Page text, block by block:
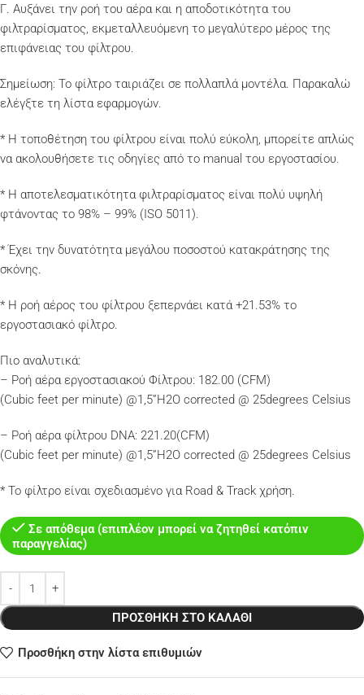
Γ. Αυξάνει την ροή του αέρα και η αποδοτικότητα του
φιλτραρίσματος, εκμεταλλευόμενη το μεγαλύτερο μέρος της
επιφάνειας του φίλτρου.
Σημείωση: Το φίλτρο ταιριάζει σε πολλαπλά μοντέλα. Παρακαλώ
ελέγξτε τη λίστα εφαρμογών.
* Η τοποθέτηση του φίλτρου είναι πολύ εύκολη, μπορείτε απλώς
να ακολουθήσετε τις οδηγίες από το manual του εργοστασίου.
* Η αποτελεσματικότητα φιλτραρίσματος είναι πολύ υψηλή
φτάνοντας το 98% – 99% (ISO 5011).
* Έχει την δυνατότητα μεγάλου ποσοστού κατακράτησης της
σκόνης.
* Η ροή αέρος του φίλτρου ξεπερνάει κατά +21.53% το
εργοστασιακό φίλτρο.
Πιο αναλυτικά:
– Ροή αέρα εργοστασιακού Φίλτρου: 182.00 (CFM)
(Cubic feet per minute) @1,5”H2O corrected @ 25degrees Celsius
– Ροή αέρα φίλτρου DNA: 221.20(CFM)
(Cubic feet per minute) @1,5”H2O corrected @ 25degrees Celsius
* Το φίλτρο είναι σχεδιασμένο για Road & Track χρήση.
Σε απόθεμα (επιπλέον μπορεί να ζητηθεί κατόπιν
παραγγελίας)
ΠΡΟΣΘΉΚΗ ΣΤΟ ΚΑΛΆΘΙ
Προσθήκη στην λίστα επιθυμιών